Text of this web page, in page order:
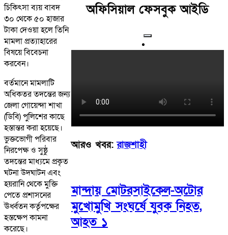
চিকিৎসা ব্যয় বাবদ
৩০ থেকে ৫০ হাজার
টাকা দেওয়া হলে তিনি
মামলা প্রত্যাহারের
বিষয়ে বিবেচনা
করবেন।
বর্তমানে মামলাটি
অধিকতর তদন্তের জন্য
জেলা গোয়েন্দা শাখা
(ডিবি) পুলিশের কাছে
হস্তান্তর করা হয়েছে।
ভুক্তভোগী পরিবার
নিরপেক্ষ ও সুষ্ঠু
তদন্তের মাধ্যমে প্রকৃত
ঘটনা উদঘাটন এবং
হয়রানি থেকে মুক্তি
পেতে প্রশাসনের
ঊর্ধ্বতন কর্তৃপক্ষের
হস্তক্ষেপ কামনা
করেছে।
অফিসিয়াল ফেসবুক আইডি
আরও খবর:রাজশাহী
মান্দায় মোটরসাইকেল-অটোর
মুখোমুখি সংঘর্ষে যুবক নিহত,
আহত ১